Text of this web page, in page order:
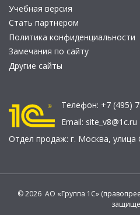
Учебная версия
Стать партнером
Политика конфиденциальности
Замечания по сайту
Другие сайты
Телефон: +7 (495)
Email: site_v8@1c.ru
Отдел продаж: г. Москва, улица
© 2026 АО «Группа 1С»